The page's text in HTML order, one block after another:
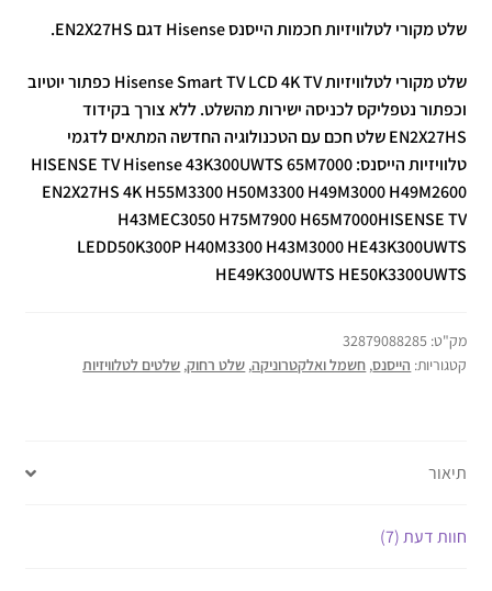
שלט מקורי לטלוויזיות חכמות הייסנס Hisense דגם EN2X27HS.
שלט מקורי לטלוויזיות Hisense Smart TV LCD 4K TV כפתור יוטיוב
וכפתור נטפליקס לכניסה ישירות מהשלט. ללא צורך בקידוד
EN2X27HS שלט חכם עם הטכנולוגיה החדשה המתאים לדגמי
טלוויזיות הייסנס: HISENSE TV Hisense 43K300UWTS 65M7000
EN2X27HS 4K H55M3300 H50M3300 H49M3000 H49M2600
H43MEC3050 H75M7900 H65M7000HISENSE TV
LEDD50K300P H40M3300 H43M3000 HE43K300UWTS
HE49K300UWTS HE50K3300UWTS
מק"ט: 32879088285
קטגוריות: הייסנס, חשמל ואלקטרוניקה, שלט רחוק, שלטים לטלוויזיות
תיאור
חוות דעת (7)